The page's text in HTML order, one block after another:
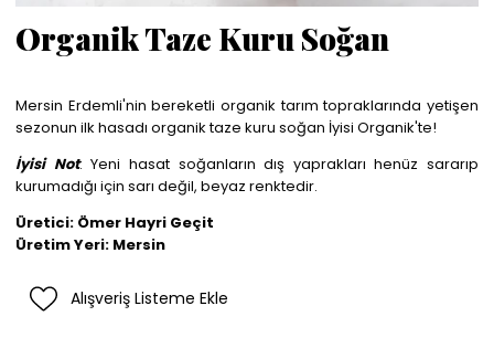
Organik Taze Kuru Soğan
Mersin Erdemli'nin bereketli organik tarım topraklarında yetişen
sezonun ilk hasadı organik taze kuru soğan İyisi Organik'te!
İyisi Not: Yeni hasat soğanların dış yaprakları henüz sararıp
kurumadığı için sarı değil, beyaz renktedir.
Üretici: Ömer Hayri Geçit
Üretim Yeri: Mersin
Alışveriş Listeme Ekle